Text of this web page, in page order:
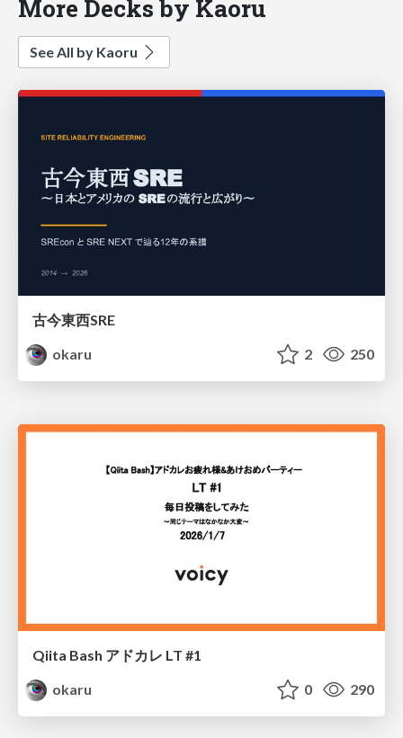
More Decks by Kaoru
See All by Kaoru
古今東西SRE
okaru
2 250
Qiita Bash アドカレ LT #1
okaru
0 290